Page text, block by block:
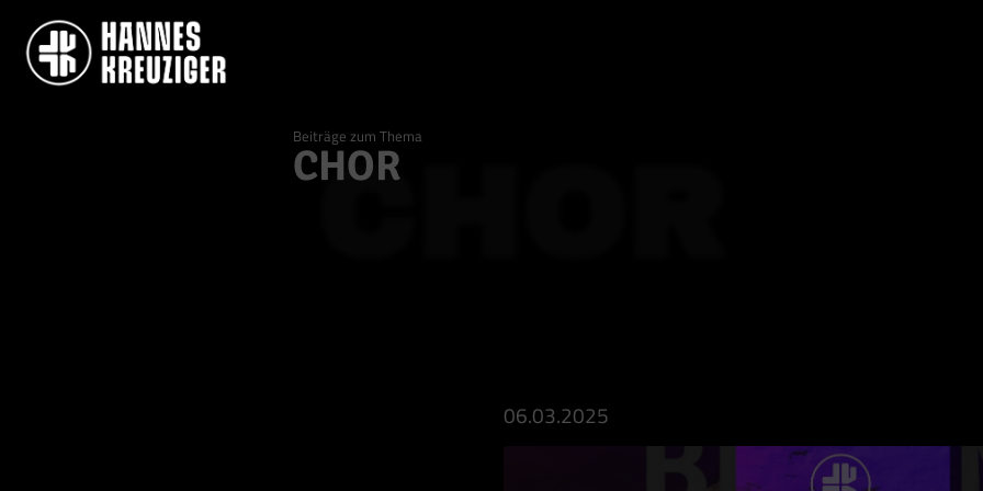
Beiträge zum Thema
CHOR
CHOR
06.03.2025